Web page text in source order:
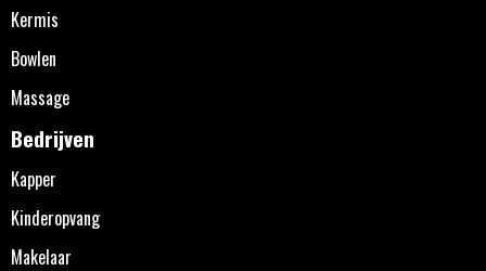
Kermis
Bowlen
Massage
Bedrijven
Kapper
Kinderopvang
Makelaar